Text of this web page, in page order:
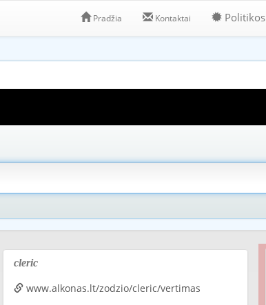
Pradžia Kontaktai Politikos
cleric
www.alkonas.lt/zodzio/cleric/vertimas